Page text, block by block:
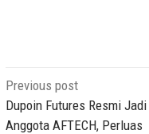
Post
navigation
Previous post
Dupoin Futures Resmi Jadi
Anggota AFTECH, Perluas